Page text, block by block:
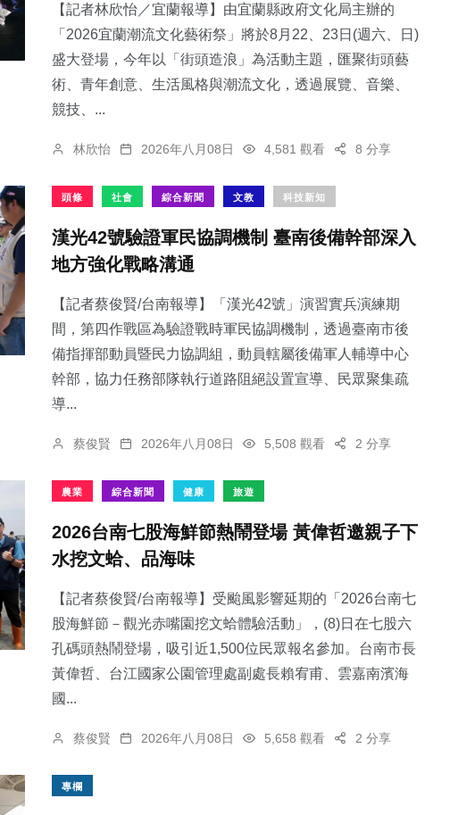
【記者林欣怡／宜蘭報導】由宜蘭縣政府文化局主辦的
「2026宜蘭潮流文化藝術祭」將於8月22、23日(週六、日)
盛大登場，今年以「街頭造浪」為活動主題，匯聚街頭藝
術、青年創意、生活風格與潮流文化，透過展覽、音樂、
競技、...
林欣怡 2026年八月08日 4,581 觀看 8 分享
頭條 社會 綜合新聞 文教 科技新知
漢光42號驗證軍民協調機制 臺南後備幹部深入
地方強化戰略溝通
【記者蔡俊賢/台南報導】「漢光42號」演習實兵演練期
間，第四作戰區為驗證戰時軍民協調機制，透過臺南市後
備指揮部動員暨民力協調組，動員轄屬後備軍人輔導中心
幹部，協力任務部隊執行道路阻絕設置宣導、民眾聚集疏
導...
蔡俊賢 2026年八月08日 5,508 觀看 2 分享
農業 綜合新聞 健康 旅遊
2026台南七股海鮮節熱鬧登場 黃偉哲邀親子下
水挖文蛤、品海味
【記者蔡俊賢/台南報導】受颱風影響延期的「2026台南七
股海鮮節－觀光赤嘴園挖文蛤體驗活動」，(8)日在七股六
孔碼頭熱鬧登場，吸引近1,500位民眾報名參加。台南市長
黃偉哲、台江國家公園管理處副處長賴宥甫、雲嘉南濱海
國...
蔡俊賢 2026年八月08日 5,658 觀看 2 分享
專欄